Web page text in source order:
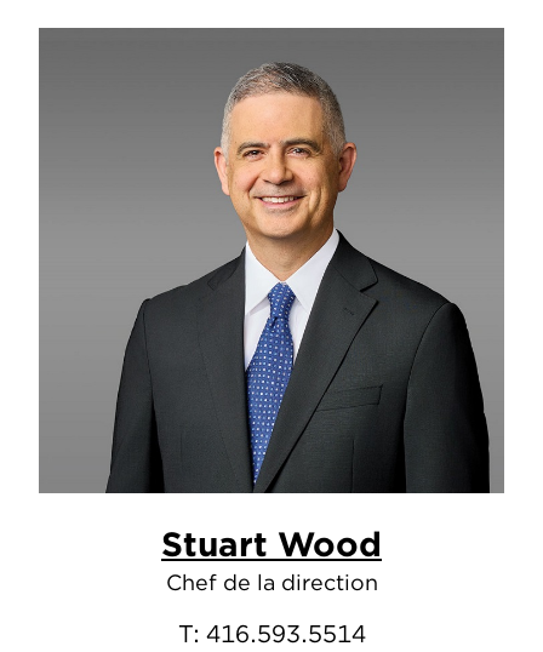
Stuart Wood
Chef de la direction
T: 416.593.5514